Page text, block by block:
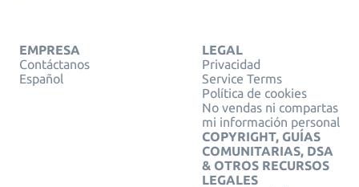
EMPRESA
Contáctanos
Español
LEGAL
Privacidad
Service Terms
Política de cookies
No vendas ni compartas
mi información personal
COPYRIGHT, GUÍAS
COMUNITARIAS, DSA
& OTROS RECURSOS
LEGALES